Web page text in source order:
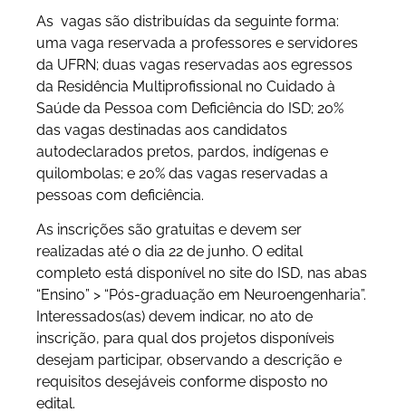
As vagas são distribuídas da seguinte forma:
uma vaga reservada a professores e servidores
da UFRN; duas vagas reservadas aos egressos
da Residência Multiprofissional no Cuidado à
Saúde da Pessoa com Deficiência do ISD; 20%
das vagas destinadas aos candidatos
autodeclarados pretos, pardos, indígenas e
quilombolas; e 20% das vagas reservadas a
pessoas com deficiência.
As inscrições são gratuitas e devem ser
realizadas até o dia 22 de junho. O edital
completo está disponível no site do ISD, nas abas
“Ensino” > “Pós-graduação em Neuroengenharia”.
Interessados(as) devem indicar, no ato de
inscrição, para qual dos projetos disponíveis
desejam participar, observando a descrição e
requisitos desejáveis conforme disposto no
edital.